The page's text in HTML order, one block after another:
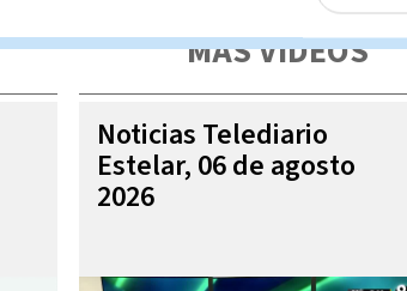
MÁS VIDEOS
Noticias Telediario
Estelar, 06 de agosto
2026